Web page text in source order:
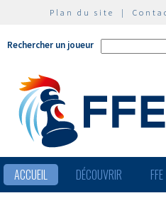
Plan du site |
Rechercher un joueur
ACCUEIL DÉCOUVRIR FFE